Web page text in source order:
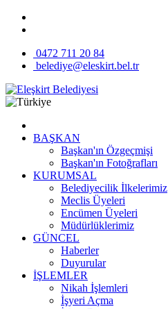
0472 711 20 84
belediye@eleskirt.bel.tr
BAŞKAN
Başkan'ın Özgeçmişi
Başkan'ın Fotoğrafları
KURUMSAL
Belediyecilik İlkelerimiz
Meclis Üyeleri
Encümen Üyeleri
Müdürlüklerimiz
GÜNCEL
Haberler
Duyurular
İŞLEMLER
Nikah İşlemleri
İşyeri Açma